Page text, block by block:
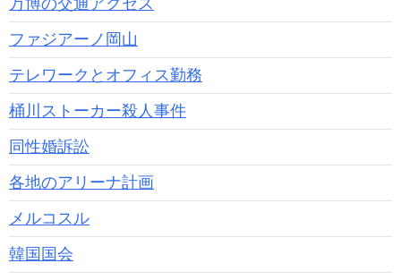
万博の交通アクセス
ファジアーノ岡山
テレワークとオフィス勤務
桶川ストーカー殺人事件
同性婚訴訟
各地のアリーナ計画
メルコスル
韓国国会